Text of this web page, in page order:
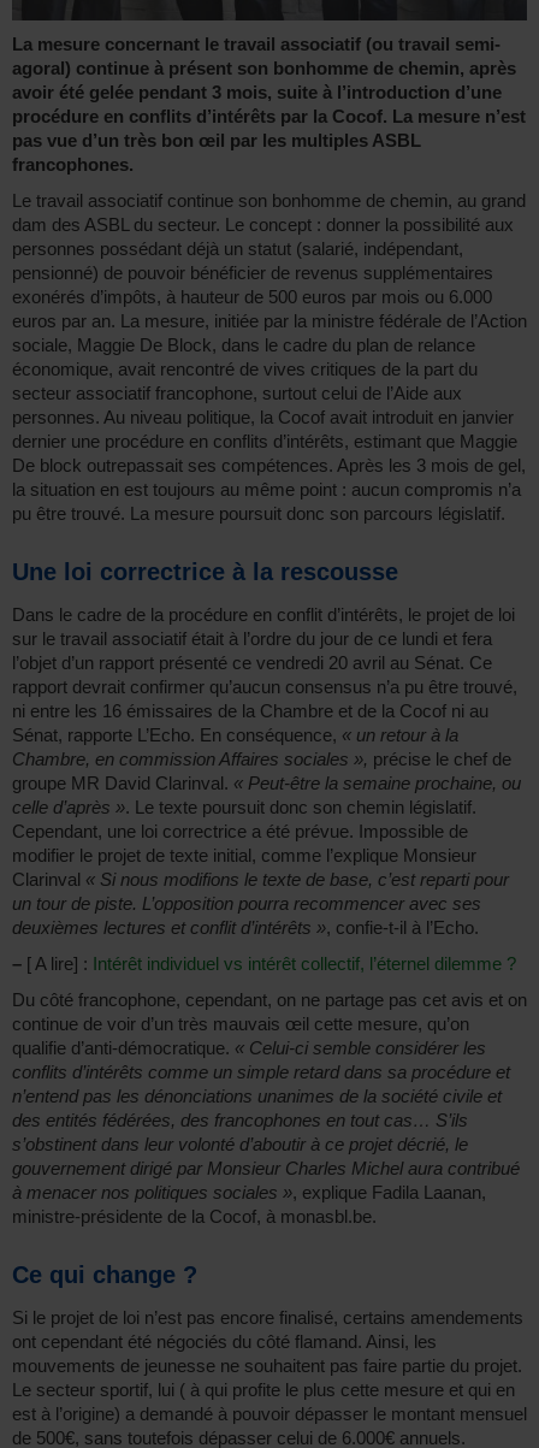
La mesure concernant le travail associatif (ou travail semi-
agoral) continue à présent son bonhomme de chemin, après
avoir été gelée pendant 3 mois, suite à l’introduction d’une
procédure en conflits d’intérêts par la Cocof. La mesure n’est
pas vue d’un très bon œil par les multiples ASBL
francophones.
Le travail associatif continue son bonhomme de chemin, au grand
dam des ASBL du secteur. Le concept : donner la possibilité aux
personnes possédant déjà un statut (salarié, indépendant,
pensionné) de pouvoir bénéficier de revenus supplémentaires
exonérés d’impôts, à hauteur de 500 euros par mois ou 6.000
euros par an. La mesure, initiée par la ministre fédérale de l’Action
sociale, Maggie De Block, dans le cadre du plan de relance
économique, avait rencontré de vives critiques de la part du
secteur associatif francophone, surtout celui de l’Aide aux
personnes. Au niveau politique, la Cocof avait introduit en janvier
dernier une procédure en conflits d’intérêts, estimant que Maggie
De block outrepassait ses compétences. Après les 3 mois de gel,
la situation en est toujours au même point : aucun compromis n’a
pu être trouvé. La mesure poursuit donc son parcours législatif.
Une loi correctrice à la rescousse
Dans le cadre de la procédure en conflit d’intérêts, le projet de loi
sur le travail associatif était à l’ordre du jour de ce lundi et fera
l’objet d’un rapport présenté ce vendredi 20 avril au Sénat. Ce
rapport devrait confirmer qu’aucun consensus n’a pu être trouvé,
ni entre les 16 émissaires de la Chambre et de la Cocof ni au
Sénat, rapporte L’Echo. En conséquence, « un retour à la
Chambre, en commission Affaires sociales », précise le chef de
groupe MR David Clarinval. « Peut-être la semaine prochaine, ou
celle d’après ». Le texte poursuit donc son chemin législatif.
Cependant, une loi correctrice a été prévue. Impossible de
modifier le projet de texte initial, comme l’explique Monsieur
Clarinval « Si nous modifions le texte de base, c’est reparti pour
un tour de piste. L’opposition pourra recommencer avec ses
deuxièmes lectures et conflit d’intérêts », confie-t-il à l’Echo.
– [ A lire] : Intérêt individuel vs intérêt collectif, l’éternel dilemme ?
Du côté francophone, cependant, on ne partage pas cet avis et on
continue de voir d’un très mauvais œil cette mesure, qu’on
qualifie d’anti-démocratique. « Celui-ci semble considérer les
conflits d’intérêts comme un simple retard dans sa procédure et
n’entend pas les dénonciations unanimes de la société civile et
des entités fédérées, des francophones en tout cas… S’ils
s’obstinent dans leur volonté d’aboutir à ce projet décrié, le
gouvernement dirigé par Monsieur Charles Michel aura contribué
à menacer nos politiques sociales », explique Fadila Laanan,
ministre-présidente de la Cocof, à monasbl.be.
Ce qui change ?
Si le projet de loi n’est pas encore finalisé, certains amendements
ont cependant été négociés du côté flamand. Ainsi, les
mouvements de jeunesse ne souhaitent pas faire partie du projet.
Le secteur sportif, lui ( à qui profite le plus cette mesure et qui en
est à l’origine) a demandé à pouvoir dépasser le montant mensuel
de 500€, sans toutefois dépasser celui de 6.000€ annuels.